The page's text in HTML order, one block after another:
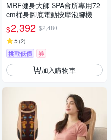
MRF健身大師 SPA會所專用72
cm桶身腳底電動按摩泡腳機
$2,392 $2,480
5 (2)
挑戰低價 券
加入購物車